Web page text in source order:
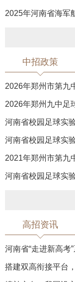
注意事项
2025年河南省海军
中招政策
2026年郑州市第九
方案
2026年郑州九中足
河南省校园足球实
生简章
河南省校园足球实
生简章
2021年郑州市第九
河南省校园足球实
高招资讯
河南省“走进新高考
搭建双高衔接平台